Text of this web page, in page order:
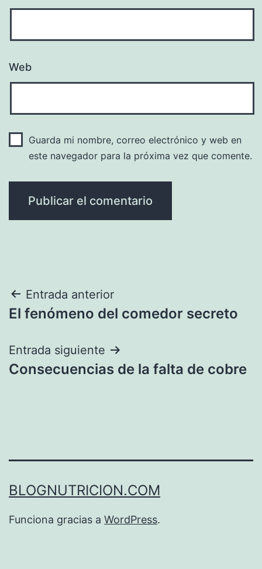
Web
Guarda mi nombre, correo electrónico y web en
este navegador para la próxima vez que comente.
Navegación
de
entradas
Entrada anterior
El fenómeno del comedor secreto
Entrada siguiente
Consecuencias de la falta de cobre
BLOGNUTRICION.COM
Funciona gracias a WordPress.